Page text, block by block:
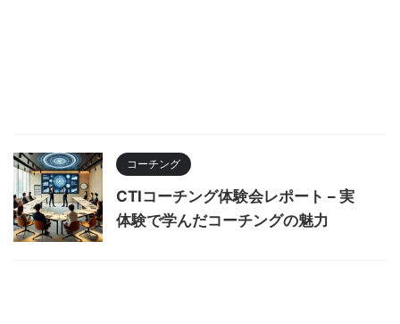
コーチング
CTIコーチング体験会レポート – 実
体験で学んだコーチングの魅力